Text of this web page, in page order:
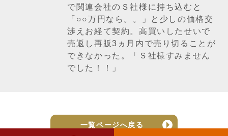
で関連会社のＳ社様に持ち込むと
「○○万円なら。。」と少しの価格交
渉えお経て契約。高買いしたせいで
売返し再販3ヵ月内で売り切ることが
できなかった。「Ｓ社様すみません
でした！！」
一覧ページへ戻る